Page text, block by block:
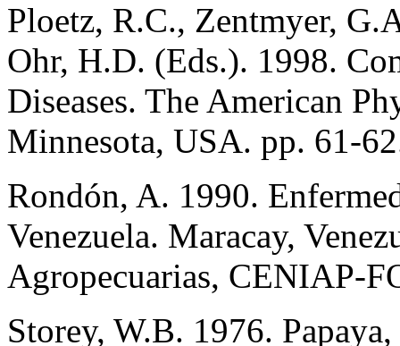
Ploetz, R.C., Zentmyer,
Ohr, H.D. (Eds.). 1998.
Diseases. The American
Minnesota, USA. pp. 61-
Rondón, A. 1990.
Venezuela. Maracay,
Agropecuarias, CENIAP-
Storey, W.B. 1976.